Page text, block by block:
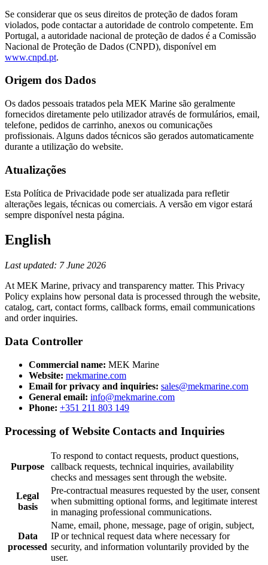
Se considerar que os seus direitos de proteção de dados foram
violados, pode contactar a autoridade de controlo competente. Em
Portugal, a autoridade nacional de proteção de dados é a Comissão
Nacional de Proteção de Dados (CNPD), disponível em
www.cnpd.pt.
Origem dos Dados
Os dados pessoais tratados pela MEK Marine são geralmente
fornecidos diretamente pelo utilizador através de formulários, email,
telefone, pedidos de carrinho, anexos ou comunicações
profissionais. Alguns dados técnicos são gerados automaticamente
durante a utilização do website.
Atualizações
Esta Política de Privacidade pode ser atualizada para refletir
alterações legais, técnicas ou comerciais. A versão em vigor estará
sempre disponível nesta página.
English
Last updated: 7 June 2026
At MEK Marine, privacy and transparency matter. This Privacy
Policy explains how personal data is processed through the website,
catalog, cart, contact forms, callback forms, email communications
and order inquiries.
Data Controller
Commercial name: MEK Marine
Website: mekmarine.com
Email for privacy and inquiries: sales@mekmarine.com
General email: info@mekmarine.com
Phone: +351 211 803 149
Processing of Website Contacts and Inquiries
Purpose
To respond to contact requests, product questions,
callback requests, technical inquiries, availability
checks and messages sent through the website.
Legal
basis
Pre-contractual measures requested by the user, consent
when submitting optional forms, and legitimate interest
in managing professional communications.
Data
processed
Name, email, phone, message, page of origin, subject,
IP or technical request data where necessary for
security, and information voluntarily provided by the
user.